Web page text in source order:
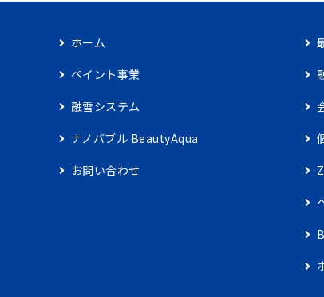
ホーム
ペイント事業
融雪システム
ナノバブル BeautyAqua
お問い合わせ